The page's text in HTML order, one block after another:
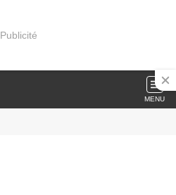
Publicité
MENU